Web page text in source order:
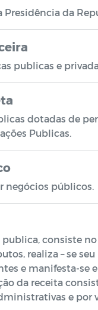
da
publicas e
dotadas de
Publicas.
negócios públicos.
consiste
realiza – se
e manifesta-se
da receita
e